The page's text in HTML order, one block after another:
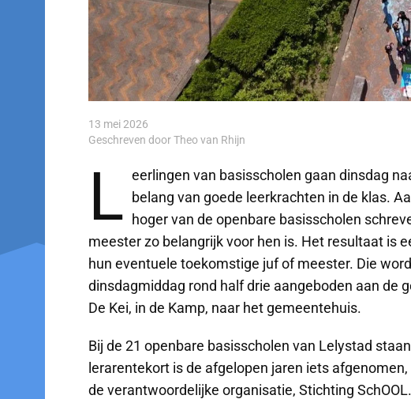
13 mei 2026
Geschreven door Theo van Rhijn
L eerlingen van basisscholen gaan dinsdag
belang van goede leerkrachten in de klas.
hoger van de openbare basisscholen
meester zo belangrijk voor hen is. Het resultaat is
hun eventuele toekomstige juf of meester. Die
dinsdagmiddag rond half drie aangeboden aan de
De Kei, in de Kamp, naar het gemeentehuis.
Bij de 21 openbare basisscholen van Lelystad
lerarentekort is de afgelopen jaren iets
de verantwoordelijke organisatie, Stichting